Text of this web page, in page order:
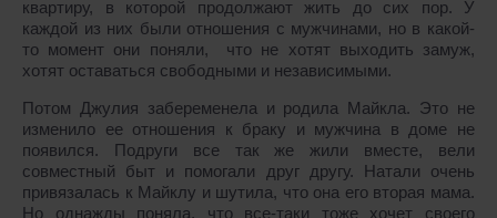
квартиру, в которой продолжают жить до сих пор. У
каждой из них были отношения с мужчинами, но в какой-
то момент они поняли, что не хотят выходить замуж,
хотят оставаться свободными и независимыми.
Потом Джулия забеременела и родила Майкла. Это не
изменило ее отношения к браку и мужчина в доме не
появился. Подруги все так же жили вместе, вели
совместный быт и помогали друг другу. Натали очень
привязалась к Майклу и шутила, что она его вторая мама.
Но однажды поняла, что все-таки тоже хочет своего